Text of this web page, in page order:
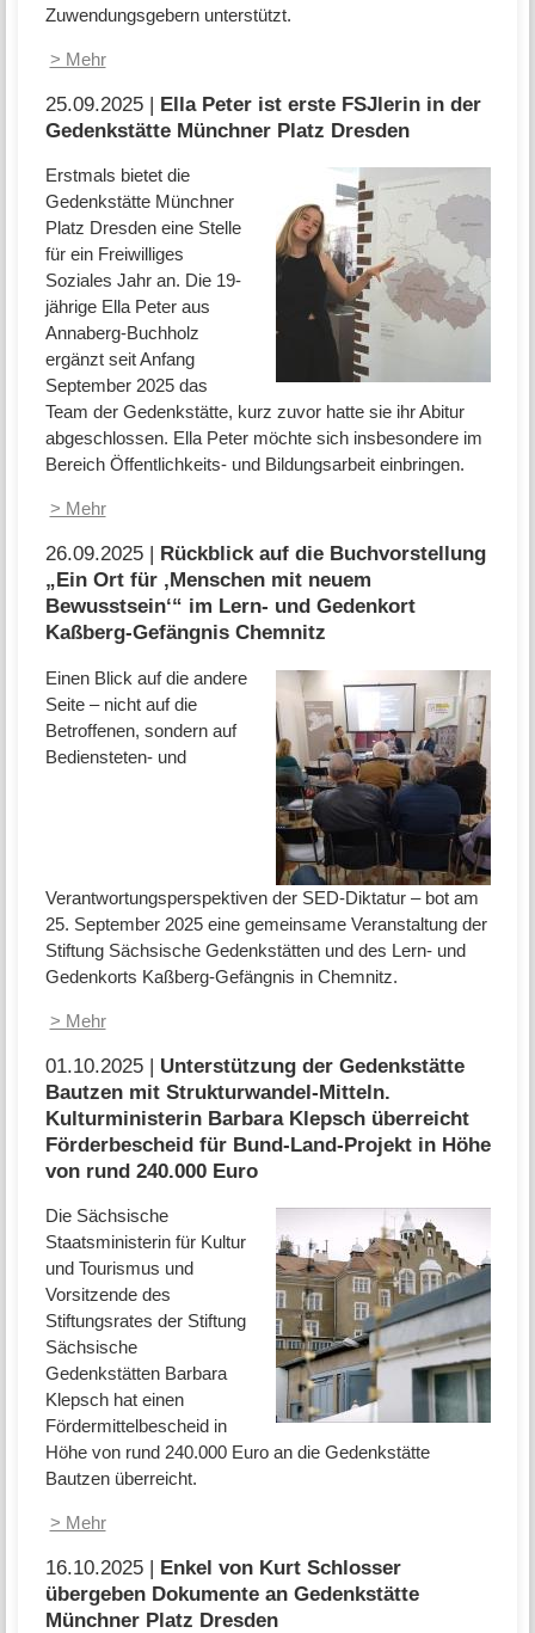
Zuwendungsgebern unterstützt.
> Mehr
25.09.2025 | Ella Peter ist erste FSJlerin in der
Gedenkstätte Münchner Platz Dresden
Erstmals bietet die
Gedenkstätte Münchner
Platz Dresden eine Stelle
für ein Freiwilliges
Soziales Jahr an. Die 19-
jährige Ella Peter aus
Annaberg-Buchholz
ergänzt seit Anfang
September 2025 das
Team der Gedenkstätte, kurz zuvor hatte sie ihr Abitur
abgeschlossen. Ella Peter möchte sich insbesondere im
Bereich Öffentlichkeits- und Bildungsarbeit einbringen.
> Mehr
26.09.2025 | Rückblick auf die Buchvorstellung
„Ein Ort für ,Menschen mit neuem
Bewusstsein‘“ im Lern- und Gedenkort
Kaßberg-Gefängnis Chemnitz
Einen Blick auf die andere
Seite – nicht auf die
Betroffenen, sondern auf
Bediensteten- und
Verantwortungsperspektiven der SED-Diktatur – bot am
25. September 2025 eine gemeinsame Veranstaltung der
Stiftung Sächsische Gedenkstätten und des Lern- und
Gedenkorts Kaßberg-Gefängnis in Chemnitz.
> Mehr
01.10.2025 | Unterstützung der Gedenkstätte
Bautzen mit Strukturwandel-Mitteln.
Kulturministerin Barbara Klepsch überreicht
Förderbescheid für Bund-Land-Projekt in Höhe
von rund 240.000 Euro
Die Sächsische
Staatsministerin für Kultur
und Tourismus und
Vorsitzende des
Stiftungsrates der Stiftung
Sächsische
Gedenkstätten Barbara
Klepsch hat einen
Fördermittelbescheid in
Höhe von rund 240.000 Euro an die Gedenkstätte
Bautzen überreicht.
> Mehr
16.10.2025 | Enkel von Kurt Schlosser
übergeben Dokumente an Gedenkstätte
Münchner Platz Dresden